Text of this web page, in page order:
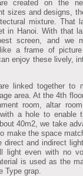
created on the
sizes and designs,
mixture. That
in Hanoi. With that
screen, and we
a frame of
enjoy these lively,
linked together to
area. At the 4th
room, altar
a hole to enable
40m2, we take
make the space
direct and indirect
light even with no
is used as the
Type grap.